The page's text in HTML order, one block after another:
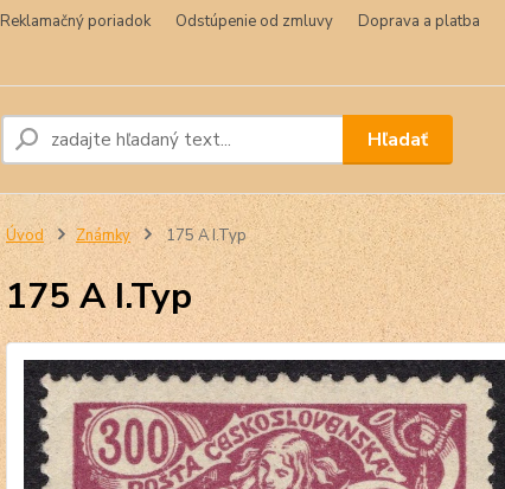
Reklamačný poriadok Odstúpenie od zmluvy Doprava a platba
Hľadať
Úvod Známky 175 A I.Typ
175 A I.Typ